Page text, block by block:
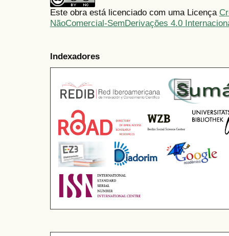
Este obra está licenciado com uma Licença
NãoComercial-SemDerivações 4.0
Indexadores